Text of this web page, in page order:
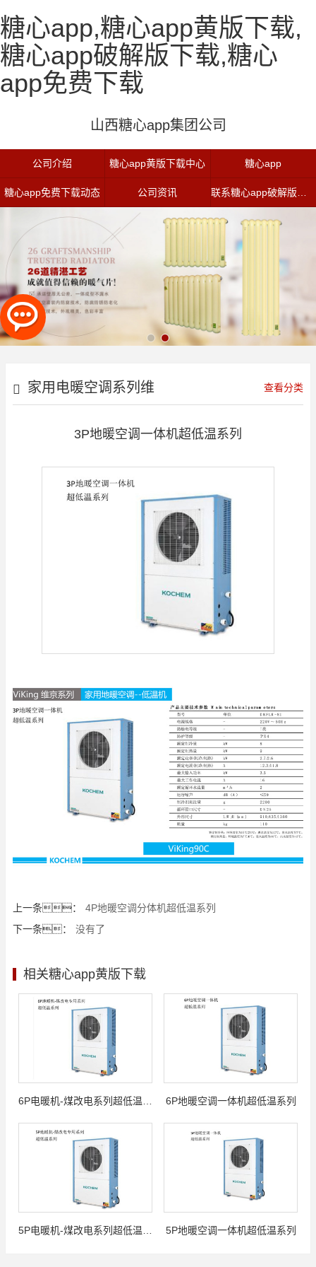
糖心app,糖心app黄版下载,
糖心app破解版下载,糖心
app免费下载
山西糖心app集团公司
公司介绍 糖心app黄版下载中心 糖心app
糖心app免费下载动态 公司资讯
家用电暖空调系列维 查看分类
3P地暖空调一体机超低温系列
上一条：
4P地暖空调分体机超低温系列
下一条：
没有了
相关糖心app黄版下载
6P电暖机-煤改电系列超低温系列 6P地暖空调一体机超低温系列
5P电暖机-煤改电系列超低温系列 5P地暖空调一体机超低温系列